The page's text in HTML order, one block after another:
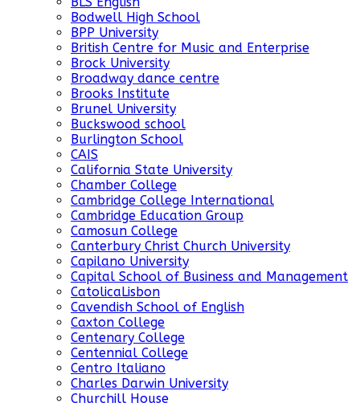
Bodwell High School
BPP University
British Centre for Music and Enterprise
Brock University
Broadway dance centre
Brooks Institute
Brunel University
Buckswood school
Burlington School
CAIS
California State University
Chamber College
Cambridge College International
Cambridge Education Group
Camosun College
Canterbury Christ Church University
Capilano University
Capital School of Business and Management
CatolicaLisbon
Cavendish School of English
Caxton College
Centenary College
Centennial College
Centro Italiano
Charles Darwin University
Churchill House